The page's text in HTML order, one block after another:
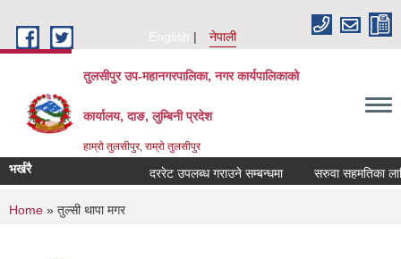
English
नेपाली
तुलसीपुर उप-महानगरपालिका, नगर कार्यपालिकाको
कार्यालय, दाङ, लुम्बिनी प्रदेश
हाम्रो तुलसीपुर, राम्रो तुलसीपुर
भर्खरै दररेट उपलब्ध गराउने सम्बन्धमा सरुवा सहमतिका लागि
You are here
Home » तुल्सी थापा मगर